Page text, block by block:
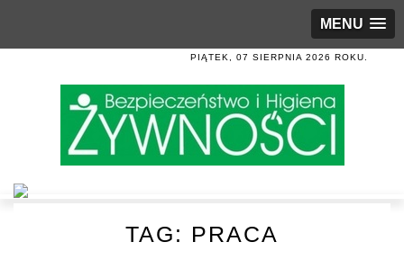
MENU
PIĄTEK, 07 SIERPNIA 2026 ROKU.
TAG: PRACA